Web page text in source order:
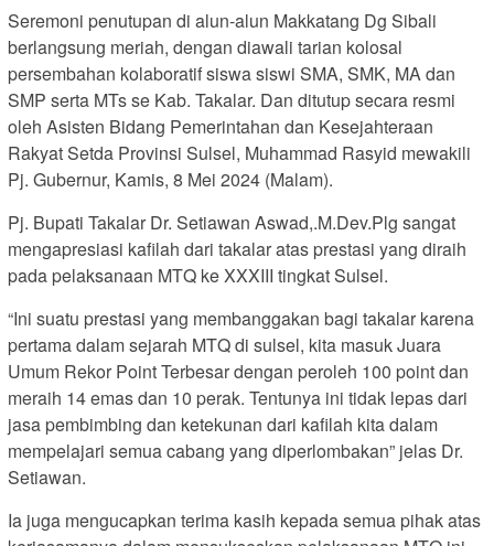
Seremoni penutupan di alun-alun Makkatang Dg Sibali
berlangsung meriah, dengan diawali tarian kolosal
persembahan kolaboratif siswa siswi SMA, SMK, MA dan
SMP serta MTs se Kab. Takalar. Dan ditutup secara resmi
oleh Asisten Bidang Pemerintahan dan Kesejahteraan
Rakyat Setda Provinsi Sulsel, Muhammad Rasyid mewakili
Pj. Gubernur, Kamis, 8 Mei 2024 (Malam).
Pj. Bupati Takalar Dr. Setiawan Aswad,.M.Dev.Plg sangat
mengapresiasi kafilah dari takalar atas prestasi yang diraih
pada pelaksanaan MTQ ke XXXIII tingkat Sulsel.
“Ini suatu prestasi yang membanggakan bagi takalar karena
pertama dalam sejarah MTQ di sulsel, kita masuk Juara
Umum Rekor Point Terbesar dengan peroleh 100 point dan
meraih 14 emas dan 10 perak. Tentunya ini tidak lepas dari
jasa pembimbing dan ketekunan dari kafilah kita dalam
mempelajari semua cabang yang diperlombakan” jelas Dr.
Setiawan.
Ia juga mengucapkan terima kasih kepada semua pihak atas